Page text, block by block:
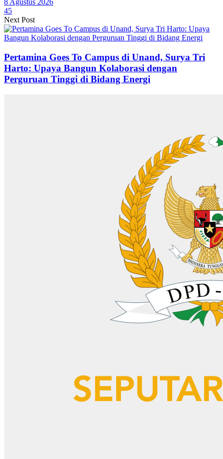
8 Agustus 2026
45
Next Post
Pertamina Goes To Campus di Unand, Surya Tri
Harto: Upaya Bangun Kolaborasi dengan
Perguruan Tinggi di Bidang Energi